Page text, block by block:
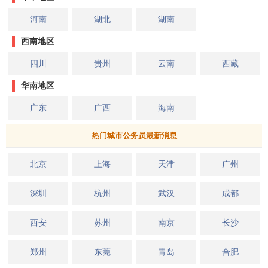
河南 湖北 湖南
西南地区
四川 贵州 云南 西藏
华南地区
广东 广西 海南
热门城市公务员最新消息
北京 上海 天津 广州
深圳 杭州 武汉 成都
西安 苏州 南京 长沙
郑州 东莞 青岛 合肥